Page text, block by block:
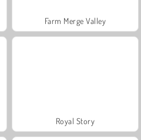
Farm Merge Valley
Royal Story